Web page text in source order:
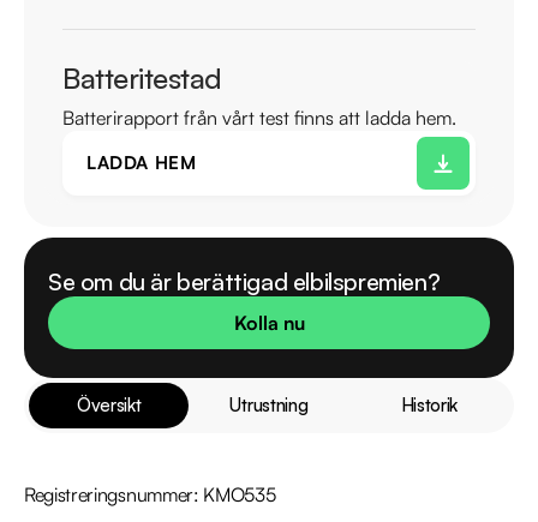
Batteritestad
Batterirapport från vårt test finns att ladda hem.
LADDA HEM
Se om du är berättigad elbilspremien?
Kolla nu
Översikt Utrustning Historik
Registreringsnummer: KMO535